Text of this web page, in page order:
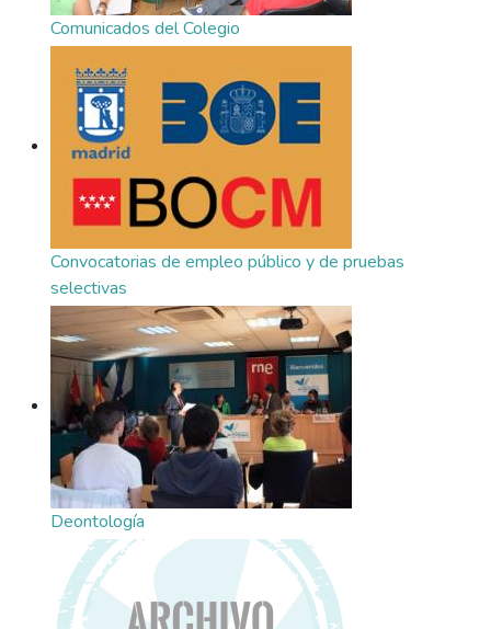
Comunicados del Colegio
Convocatorias de empleo público y de pruebas
selectivas
Deontología